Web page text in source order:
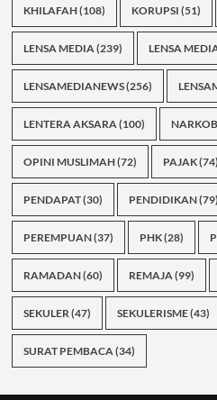
KHILAFAH(108) KORUPSI (51)
LENSA MEDIA(239) LENSA
LENSAMEDIANEWS(256)
LENTERA AKSARA(100)
OPINI MUSLIMAH(72) PAJAK(74)
PENDAPAT(30) PENDIDIKAN(79)
PEREMPUAN(37) PHK(28)
RAMADAN(60) REMAJA(99)
SEKULER(47) SEKULERISME(43)
SURAT PEMBACA(34)